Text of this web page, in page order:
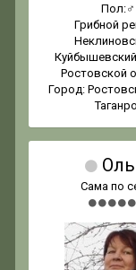
Пол:♂
Грибной
Ростовской
Город:
Сама по